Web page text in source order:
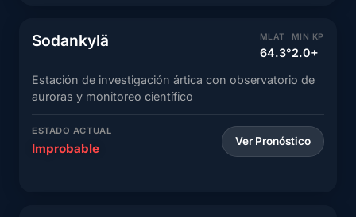
Sodankylä MLAT
64.3°
MIN KP
2.0+
Estación de investigación ártica con observatorio de
auroras y monitoreo científico
ESTADO ACTUAL
Improbable Ver Pronóstico